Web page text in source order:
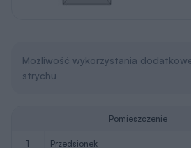
Możliwość wykorzystania
strychu
Pomieszczenie
1 przedsionek